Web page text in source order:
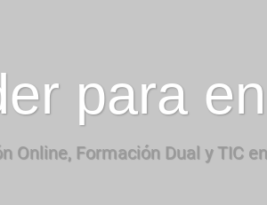
para
Online, Formación Dual y TIC